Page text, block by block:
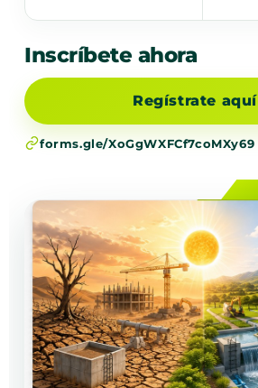
Inscríbete ahora
Regístrate aquí
forms.gle/XoGgWXFCf7coMXy69